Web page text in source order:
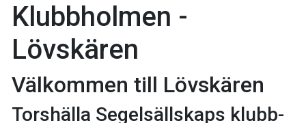
Klubbholmen -
Lövskären
Välkommen till Lövskären
Torshälla Segelsällskaps klubb-